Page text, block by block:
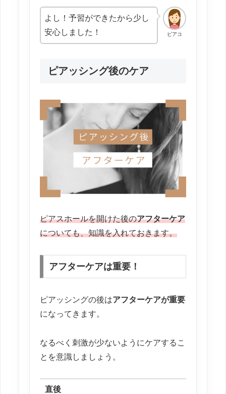
ピアコ
よし！予習ができたから少し
安心しました！
ピアッシング後のケア
ピアスホールを開けた後のアフターケア
についても、知識を入れておきます。
アフターケアは重要！
ピアッシングの後はアフターケアが重要
になってきます。
なるべく刺激が少ないようにケアするこ
とを意識しましょう。
直後